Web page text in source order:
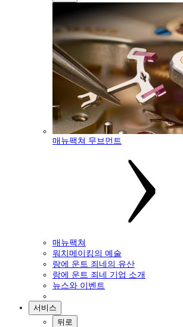
매뉴팩쳐 무브먼트
매뉴팩쳐
워치메이킹의 예술
랑에 운트 죄네의 유산
랑에 운트 죄네 기업 소개
뉴스와 이벤트
서비스
뒤로